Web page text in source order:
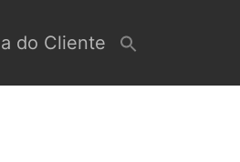
do Cliente